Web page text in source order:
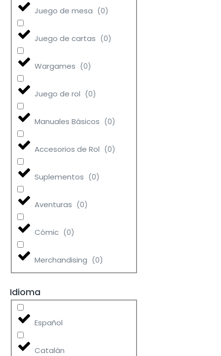
Juego de mesa (0)
Juego de cartas (0)
Wargames (0)
Juego de rol (0)
Manuales Básicos (0)
Accesorios de Rol (0)
Suplementos (0)
Aventuras (0)
Cómic (0)
Merchandising (0)
Idioma
Español
Catalán